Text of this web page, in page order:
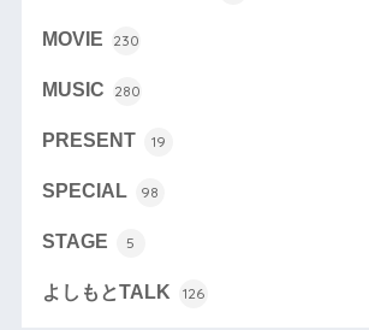
MOVIE 230
MUSIC 280
PRESENT 19
SPECIAL 98
STAGE 5
よしもとTALK 126